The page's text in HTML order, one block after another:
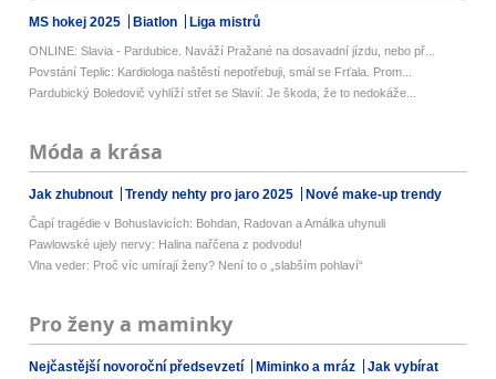
MS hokej 2025 Biatlon Liga mistrů
ONLINE: Slavia - Pardubice. Naváží Pražané na dosavadní jízdu, nebo př...
Povstání Teplic: Kardiologa naštěstí nepotřebuji, smál se Frťala. Prom...
Pardubický Boledovič vyhlíží střet se Slavií: Je škoda, že to nedokáže...
Móda a krása
Jak zhubnout Trendy nehty pro jaro 2025 Nové make-up trendy
Čapí tragédie v Bohuslavicích: Bohdan, Radovan a Amálka uhynuli
Pawlowské ujely nervy: Halina nařčena z podvodu!
Vlna veder: Proč víc umírají ženy? Není to o „slabším pohlaví“
Pro ženy a maminky
Nejčastější novoroční předsevzetí Miminko a mráz
Jak vybírat